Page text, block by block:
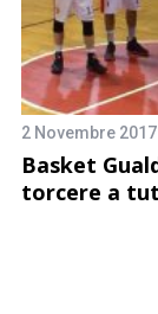
2 Novembre 2017
Basket
torcere a